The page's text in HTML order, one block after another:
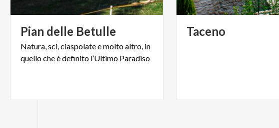
Pian delle Betulle
Natura,sci,ciaspolateemoltoaltro, in
quellocheèdefinito l’Ultimo Paradiso
Taceno